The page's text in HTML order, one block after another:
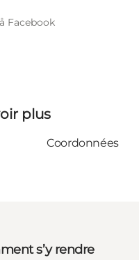
Facebook
plus
Coordonnées
s’y rendre